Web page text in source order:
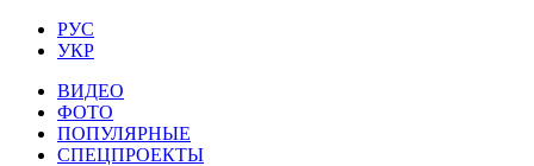
РУС
УКР
ВИДЕО
ФОТО
ПОПУЛЯРНЫЕ
СПЕЦПРОЕКТЫ